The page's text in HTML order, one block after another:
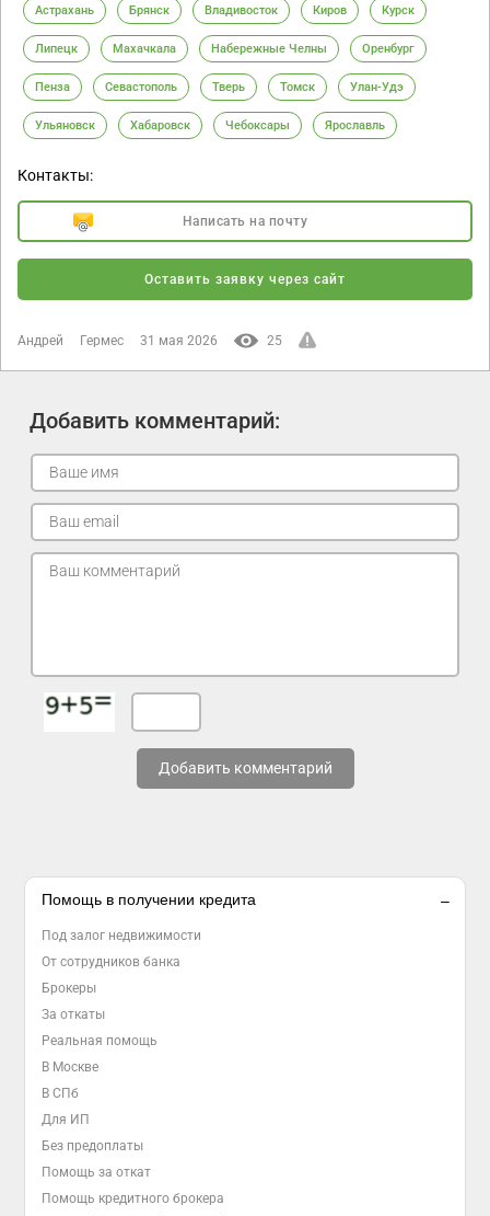
Астрахань Брянск Владивосток Киров Курск
Липецк Махачкала Набережные Челны Оренбург
Пенза Севастополь Тверь Томск Улан-Удэ
Ульяновск Хабаровск Чебоксары Ярославль
Контакты:
Написать на почту
Оставить заявку через сайт
Андрей Гермес 31 мая 2026 25
Добавить комментарий:
Добавить комментарий
Помощь в получении кредита
Под залог недвижимости
От сотрудников банка
Брокеры
За откаты
Реальная помощь
В Москве
В СПб
Для ИП
Без предоплаты
Помощь за откат
Помощь кредитного брокера